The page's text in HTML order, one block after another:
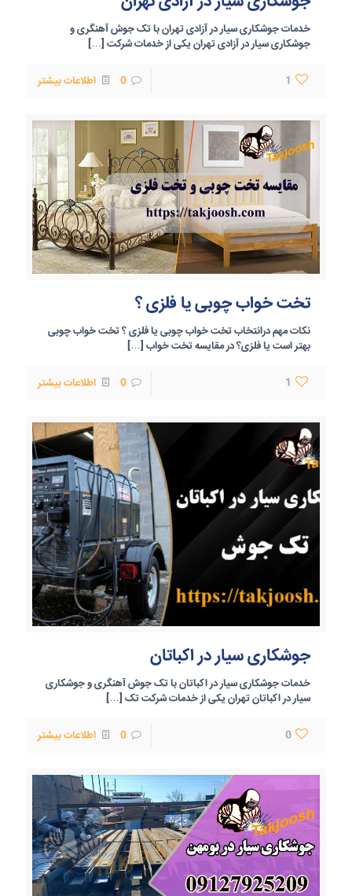
خدمات جوشکاری سیار در آزادی تهران با تک جوش آهنگری و
جوشکاری سیار در آزادی تهران یکی از خدمات شرکت […]
1
0 اطلاعات بیشتر
تخت خواب چوبی یا فلزی ؟
نکات مهم درانتخاب تخت خواب چوبی یا فلزی ؟ تخت خواب چوبی
بهتر است یا فلزی؟ در مقایسه تخت خواب […]
1
0 اطلاعات بیشتر
جوشکاری سیار در اکباتان
خدمات جوشکاری سیار در اکباتان با تک جوش آهنگری و جوشکاری
سیار در اکباتان تهران یکی از خدمات شرکت تک […]
0
0 اطلاعات بیشتر